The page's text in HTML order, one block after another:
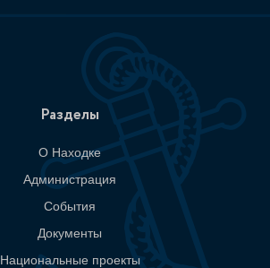
Разделы
О Находке
Администрация
События
Документы
Национальные проекты